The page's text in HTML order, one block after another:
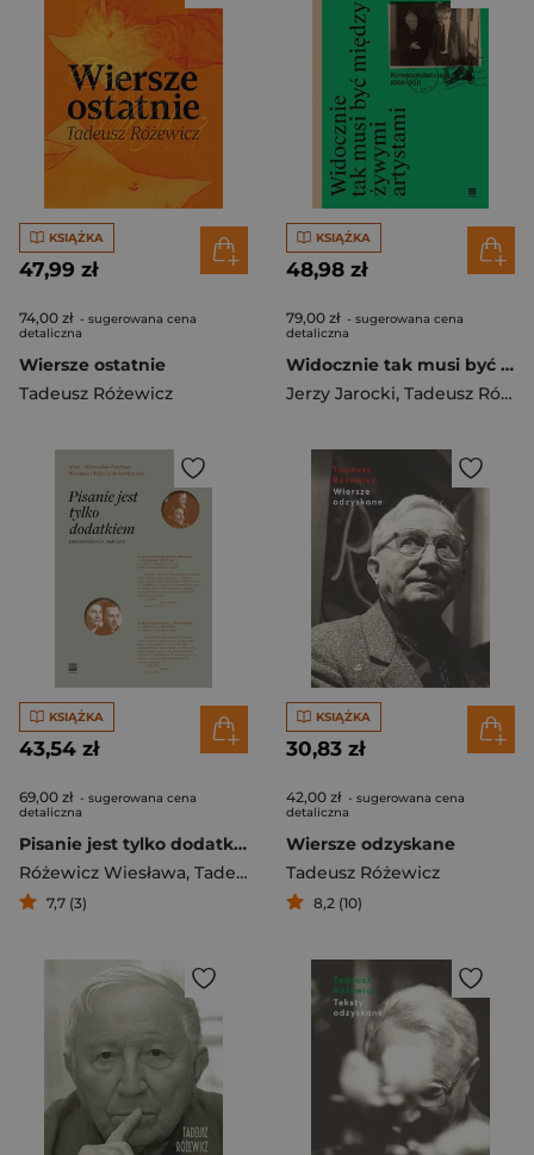
KSIĄŻKA
47,99 zł
74,00 zł - sugerowana cena
detaliczna
Wiersze ostatnie
Tadeusz Różewicz
KSIĄŻKA
48,98 zł
79,00 zł - sugerowana cena
detaliczna
Widocznie tak musi być między żywymi artystami
Jerzy Jarocki, Tadeusz Różewicz
KSIĄŻKA
43,54 zł
69,00 zł - sugerowana cena
detaliczna
Pisanie jest tylko dodatkiem. Korespondencja 1946-2011
Różewicz Wiesława, Tadeusz Różewicz
7,7 (3)
KSIĄŻKA
30,83 zł
42,00 zł - sugerowana cena
detaliczna
Wiersze odzyskane
Tadeusz Różewicz
8,2 (10)